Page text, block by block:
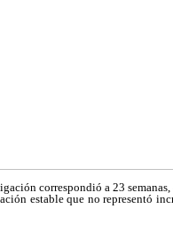
correspondió a 23
estable que no representó